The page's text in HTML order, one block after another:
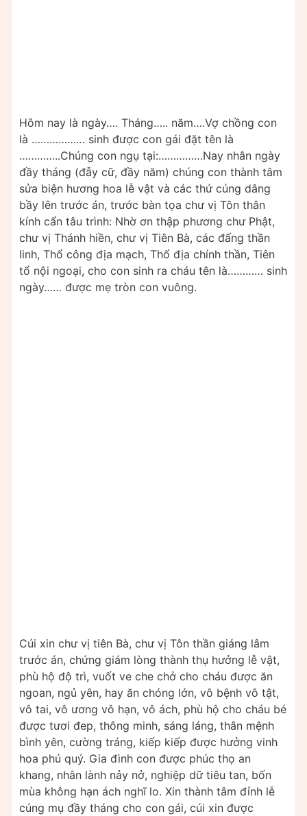
Hôm nay là ngày…. Tháng….. năm….Vợ chồng con
là ……………… sinh được con gái đặt tên là
…………..Chúng con ngụ tại:……………Nay nhân ngày
đầy tháng (đẫy cữ, đầy năm) chúng con thành tâm
sửa biện hương hoa lễ vật và các thứ cúng dâng
bầy lên trước án, trước bàn tọa chư vị Tôn thân
kính cẩn tâu trình: Nhờ ơn thập phương chư Phật,
chư vị Thánh hiền, chư vị Tiên Bà, các đấng thần
linh, Thổ công địa mạch, Thổ địa chính thần, Tiên
tổ nội ngoại, cho con sinh ra cháu tên là………… sinh
ngày…… được mẹ tròn con vuông.
Cúi xin chư vị tiên Bà, chư vị Tôn thần giáng lâm
trước án, chứng giám lòng thành thụ hưởng lễ vật,
phù hộ độ trì, vuốt ve che chở cho cháu được ăn
ngoan, ngủ yên, hay ăn chóng lớn, vô bệnh vô tật,
vô tai, vô ương vô hạn, vô ách, phù hộ cho cháu bé
được tươi đep, thông minh, sáng láng, thân mệnh
bình yên, cường tráng, kiếp kiếp được hưởng vinh
hoa phú quý. Gia đình con được phúc thọ an
khang, nhân lành nảy nở, nghiệp dữ tiêu tan, bốn
mùa không hạn ách nghĩ lo. Xin thành tâm đỉnh lễ
cúng mụ đầy tháng cho con gái, cúi xin được